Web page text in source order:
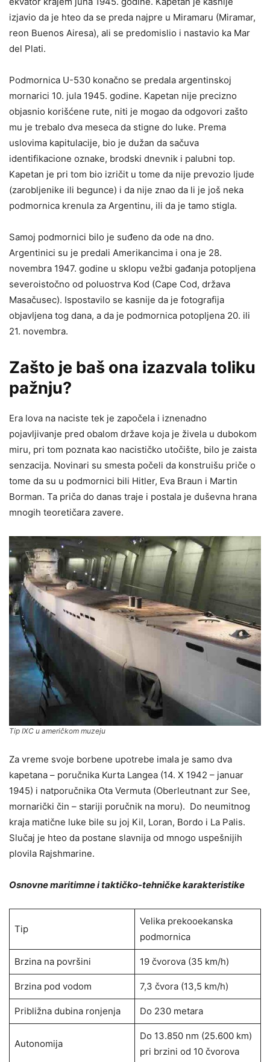
izjavio da je hteo da se preda najpre u Miramaru (Miramar,
reon Buenos Airesa), ali se predomislio i nastavio ka Mar
del Plati.
Podmornica U-530 konačno se predala argentinskoj
mornarici 10. jula 1945. godine. Kapetan nije precizno
objasnio korišćene rute, niti je mogao da odgovori zašto
mu je trebalo dva meseca da stigne do luke. Prema
uslovima kapitulacije, bio je dužan da sačuva
identifikacione oznake, brodski dnevnik i palubni top.
Kapetan je pri tom bio izričit u tome da nije prevozio ljude
(zarobljenike ili begunce) i da nije znao da li je još neka
podmornica krenula za Argentinu, ili da je tamo stigla.
Samoj podmornici bilo je suđeno da ode na dno.
Argentinici su je predali Amerikancima i ona je 28.
novembra 1947. godine u sklopu vežbi gađanja potopljena
severoistočno od poluostrva Kod (Cape Cod, država
Masačusec). Ispostavilo se kasnije da je fotografija
objavljena tog dana, a da je podmornica potopljena 20. ili
21. novembra.
Zašto je baš ona izazvala toliku
pažnju?
Era lova na naciste tek je započela i iznenadno
pojavljivanje pred obalom države koja je živela u dubokom
miru, pri tom poznata kao nacističko utočište, bilo je zaista
senzacija. Novinari su smesta počeli da konstruišu priče o
tome da su u podmornici bili Hitler, Eva Braun i Martin
Borman. Ta priča do danas traje i postala je duševna hrana
mnogih teoretičara zavere.
Tip IXC u američkom muzeju
Za vreme svoje borbene upotrebe imala je samo dva
kapetana – poručnika Kurta Langea (14. X 1942 – januar
1945) i natporučnika Ota Vermuta (Oberleutnant zur See,
mornarički čin – stariji poručnik na moru). Do neumitnog
kraja matične luke bile su joj Kil, Loran, Bordo i La Palis.
Slučaj je hteo da postane slavnija od mnogo uspešnijih
plovila Rajshmarine.
Osnovne maritimne i taktičko-tehničke karakteristike
Tip
Velika prekooekanska
podmornica
Brzina na površini 19 čvorova (35 km/h)
Brzina pod vodom 7,3 čvora (13,5 km/h)
Približna dubina ronjenja Do 230 metara
Autonomija
Do 13.850 nm (25.600 km)
pri brzini od 10 čvorova